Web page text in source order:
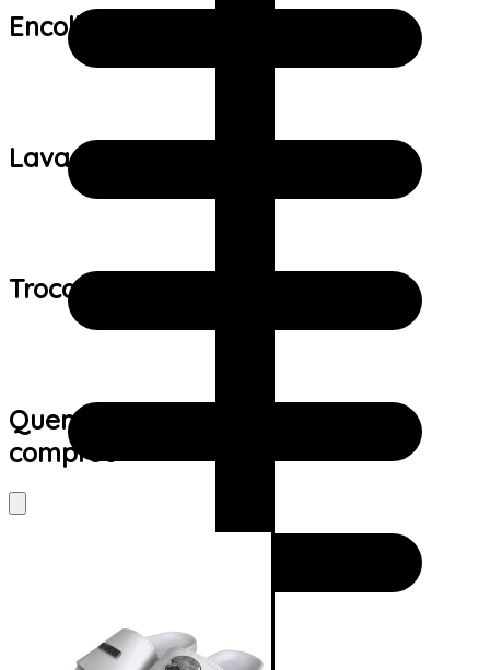
Encolhimento:
Lavagem:
Trocas e devoluções:
Quem viu este produto também
comprou